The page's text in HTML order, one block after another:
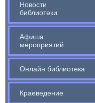
Новости
библиотеки
Афиша
мероприятий
Онлайн библиотека
Краеведение